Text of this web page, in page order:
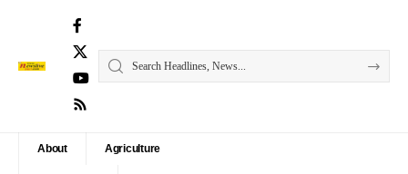
About Agriculture